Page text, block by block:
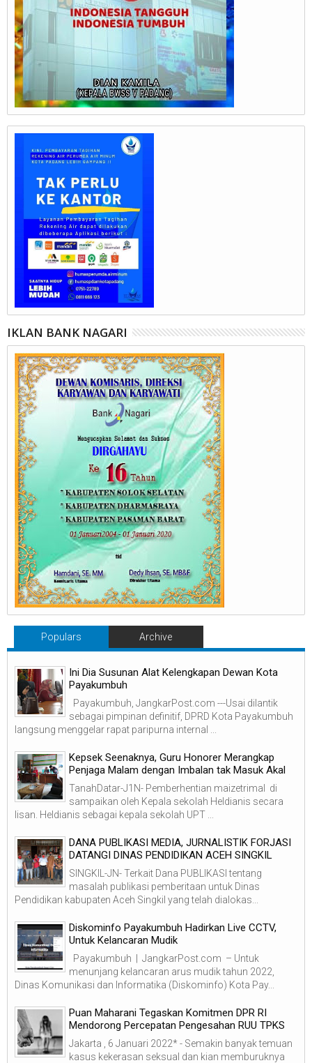
IKLAN BANK NAGARI
Populars Archive
Ini Dia Susunan Alat Kelengkapan Dewan Kota
Payakumbuh
Payakumbuh, JangkarPost.com ---Usai dilantik
sebagai pimpinan definitif, DPRD Kota Payakumbuh
langsung menggelar rapat paripurna internal ...
Kepsek Seenaknya, Guru Honorer Merangkap
Penjaga Malam dengan Imbalan tak Masuk Akal
TanahDatar-J1N- Pemberhentian maizetrimal di
sampaikan oleh Kepala sekolah Heldianis secara
lisan. Heldianis sebagai kepala sekolah UPT ...
DANA PUBLIKASI MEDIA, JURNALISTIK FORJASI
DATANGI DINAS PENDIDIKAN ACEH SINGKIL
SINGKIL-JN- Terkait Dana PUBLIKASI tentang
masalah publikasi pemberitaan untuk Dinas
Pendidikan kabupaten Aceh Singkil yang telah dialokas...
Diskominfo Payakumbuh Hadirkan Live CCTV,
Untuk Kelancaran Mudik
Payakumbuh | JangkarPost.com – Untuk
menunjang kelancaran arus mudik tahun 2022,
Dinas Komunikasi dan Informatika (Diskominfo) Kota Pay...
Puan Maharani Tegaskan Komitmen DPR RI
Mendorong Percepatan Pengesahan RUU TPKS
Jakarta , 6 Januari 2022* - Semakin banyak temuan
kasus kekerasan seksual dan kian memburuknya